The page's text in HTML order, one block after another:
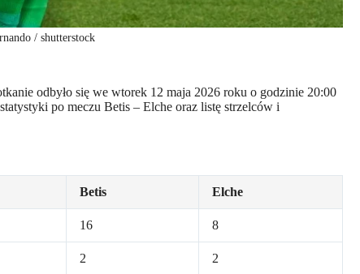
/ shutterstock
odbyło się we wtorek 12 maja 2026 roku o godzinie 20:00
po meczu Betis – Elche oraz listę strzelców i
Betis Elche
16 8
2 2